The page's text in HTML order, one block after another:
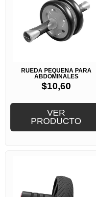
RUEDA PEQUEÑA PARA
ABDOMINALES
$10,60
VER
PRODUCTO